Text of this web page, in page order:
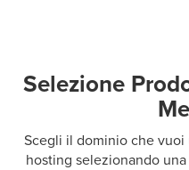
Selezione
Scegli il dominio che
hosting selezionando